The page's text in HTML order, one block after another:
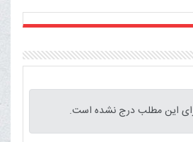
این مطلب درج نشده است.